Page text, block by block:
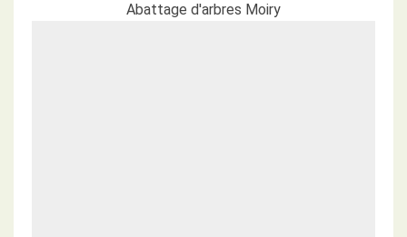
Abattage d'arbres Moiry